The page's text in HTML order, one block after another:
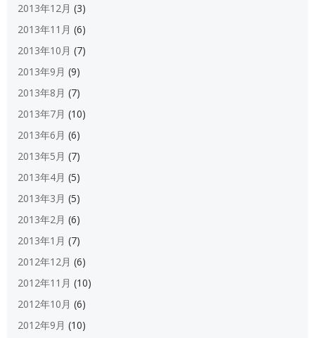
2013年12月 (3)
2013年11月 (6)
2013年10月 (7)
2013年9月 (9)
2013年8月 (7)
2013年7月 (10)
2013年6月 (6)
2013年5月 (7)
2013年4月 (5)
2013年3月 (5)
2013年2月 (6)
2013年1月 (7)
2012年12月 (6)
2012年11月 (10)
2012年10月 (6)
2012年9月 (10)